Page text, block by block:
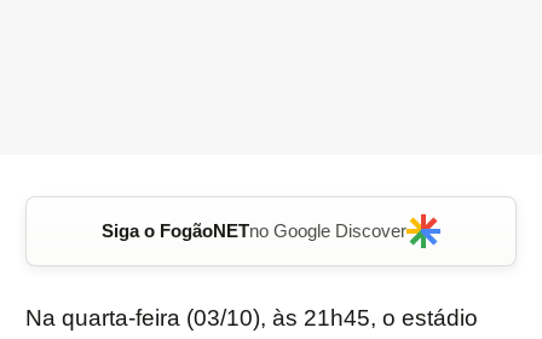
Siga o FogãoNETno Google Discover
Na quarta-feira (03/10), às 21h45, o estádio